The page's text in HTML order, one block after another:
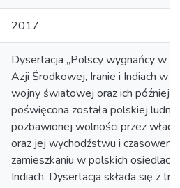
2017
Dysertacja „Polscy wygnańcy w
Azji Środkowej, Iranie i Indiach w
wojny światowej oraz ich
poświęcona została polskiej
pozbawionej wolności przez
oraz jej wychodźstwu i czasowemu
zamieszkaniu w polskich osiedlach
Indiach. Dysertacja składa się z